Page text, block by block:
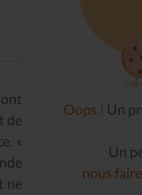
de
«
ne
Oops ! Un
Un
nous